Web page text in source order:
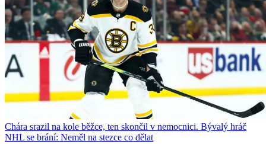
Chára srazil na kole běžce, ten skončil v nemocnici. Bývalý hráč
NHL se brání: Neměl na stezce co dělat